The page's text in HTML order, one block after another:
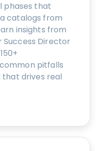
phases that
catalogs from
insights from
Success Director
pitfalls
drives real